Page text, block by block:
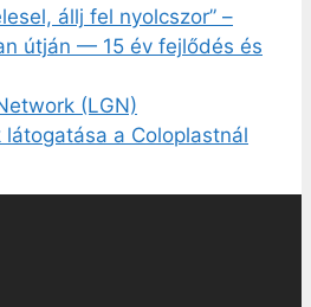
állj fel nyolcszor” –
útján — 15 év fejlődés és
(LGN)
látogatása a Coloplastnál